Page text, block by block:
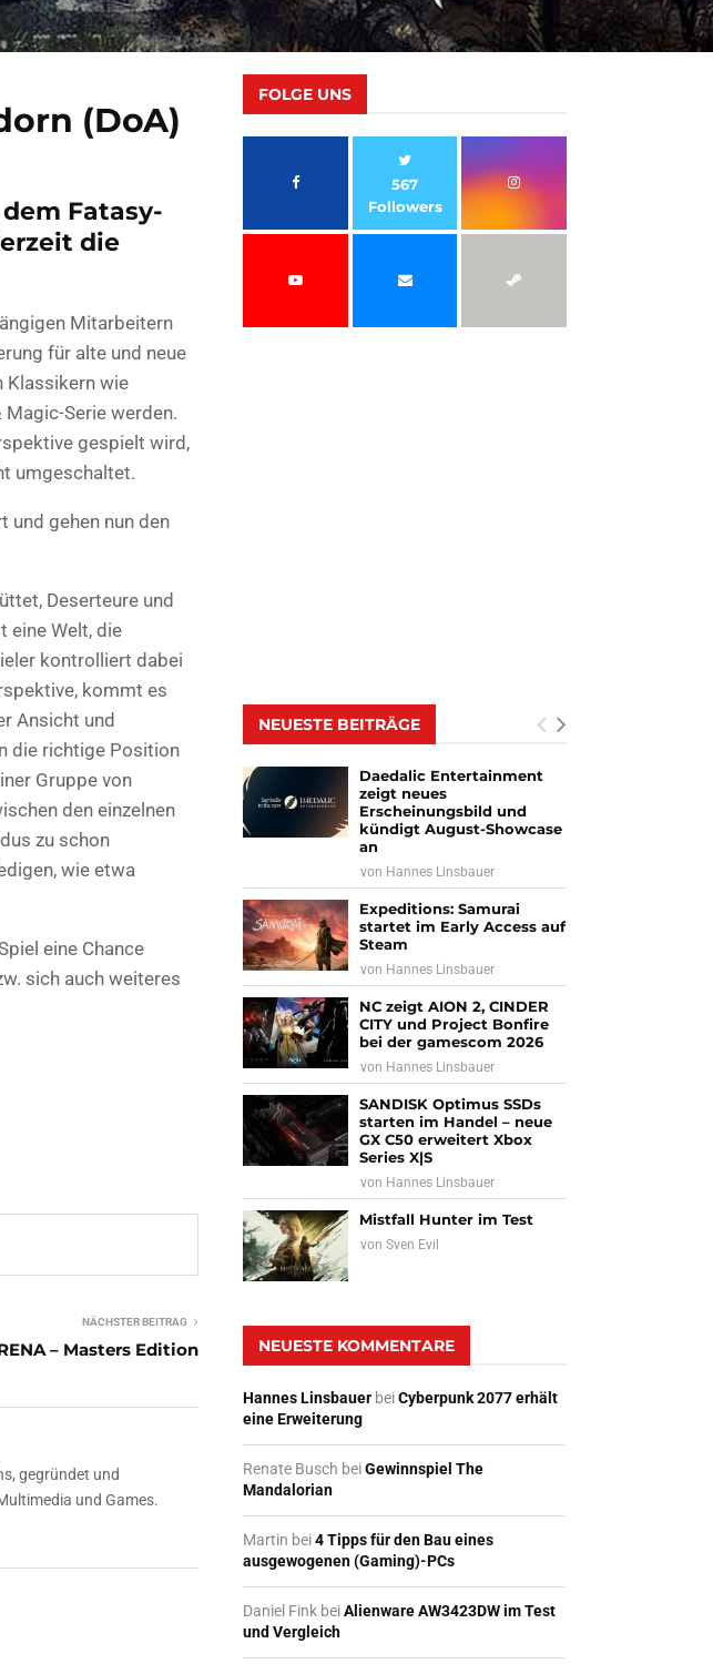
(DoA)
Fatasy-
die
Mitarbeitern
für alte und neue
Klassikern wie
Serie werden.
gespielt wird,
umgeschaltet.
und gehen nun den
Deserteure und
eine Welt, die
kontrolliert dabei
kommt es
Ansicht und
die richtige Position
Gruppe von
den einzelnen
zu schon
wie etwa
eine Chance
sich auch weiteres
NÄCHSTER BEITRAG
– Masters Edition
gegründet und
und Games.
FOLGE UNS
567
Followers
NEUESTE BEITRÄGE
Daedalic Entertainment
zeigt neues
Erscheinungsbild und
kündigt August-Showcase
an
von Hannes Linsbauer
Expeditions: Samurai
startet im Early Access auf
Steam
von Hannes Linsbauer
NC zeigt AION 2, CINDER
CITY und Project Bonfire
bei der gamescom 2026
von Hannes Linsbauer
SANDISK Optimus SSDs
starten im Handel – neue
GX C50 erweitert Xbox
Series X|S
von Hannes Linsbauer
Mistfall Hunter im Test
vonSven Evil
NEUESTE KOMMENTARE
Hannes Linsbauer beiCyberpunk 2077 erhält
eine Erweiterung
Renate Busch beiGewinnspiel The
Mandalorian
Martin bei4 Tipps für den Bau eines
ausgewogenen (Gaming)-PCs
Daniel Fink beiAlienware AW3423DW im Test
und Vergleich